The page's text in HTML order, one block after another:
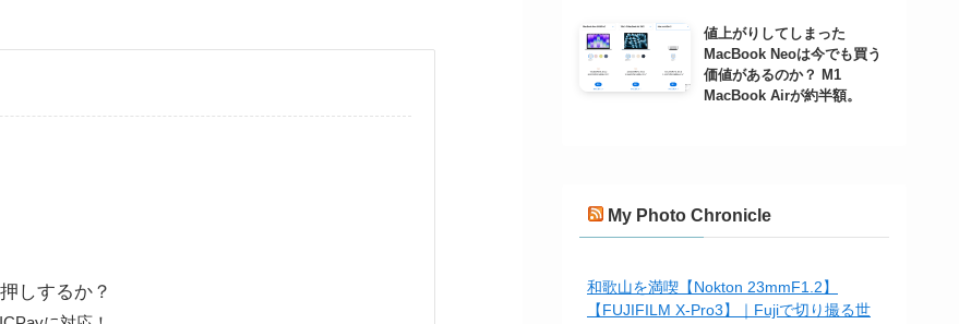
しするか？
値上がりしてしまった
MacBook Neoは今でも買う
価値があるのか？ M1
MacBook Airが約半額。
My Photo Chronicle
和歌山を満喫【Nokton 23mmF1.2】
【FUJIFILM X-Pro3】｜Fujiで切り撮る世